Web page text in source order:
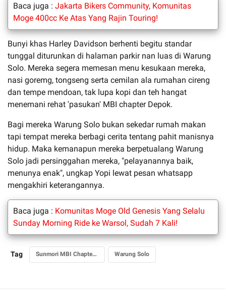
Baca juga : Jakarta Bikers Community, Komunitas
Moge 400cc Ke Atas Yang Rajin Touring!
Bunyi khas Harley Davidson berhenti begitu standar
tunggal diturunkan di halaman parkir nan luas di Warung
Solo. Mereka segera memesan menu kesukaan mereka,
nasi goremg, tongseng serta cemilan ala rumahan cireng
dan tempe mendoan, tak lupa kopi dan teh hangat
menemani rehat 'pasukan' MBI chapter Depok.
Bagi mereka Warung Solo bukan sekedar rumah makan
tapi tempat mereka berbagi cerita tentang pahit manisnya
hidup. Maka kemanapun mereka berpetualang Warung
Solo jadi persinggahan mereka, "pelayanannya baik,
menunya enak", ungkap Yopi lewat pesan whatsapp
mengakhiri keterangannya.
Baca juga : Komunitas Moge Old Genesis Yang Selalu
Sunday Morning Ride ke Warsol, Sudah 7 Kali!
Tag Sunmori MBI Chapter Depok Warung Solo